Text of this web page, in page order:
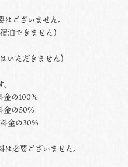
ございません。
泊できません)
いただきません)
金の100%
金の50%
金の30%
必要ございません。